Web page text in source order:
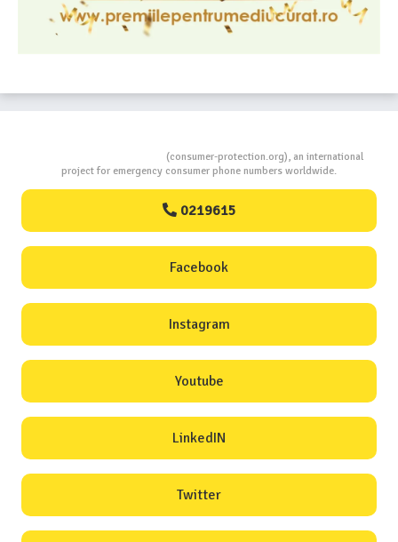
(consumer-protection.org), an international
project for emergency consumer phone numbers worldwide.
0219615
Facebook
Instagram
Youtube
LinkedIN
Twitter